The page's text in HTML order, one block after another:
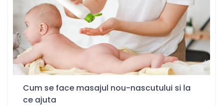
Cum se face masajul nou-nascutului si la
ce ajuta